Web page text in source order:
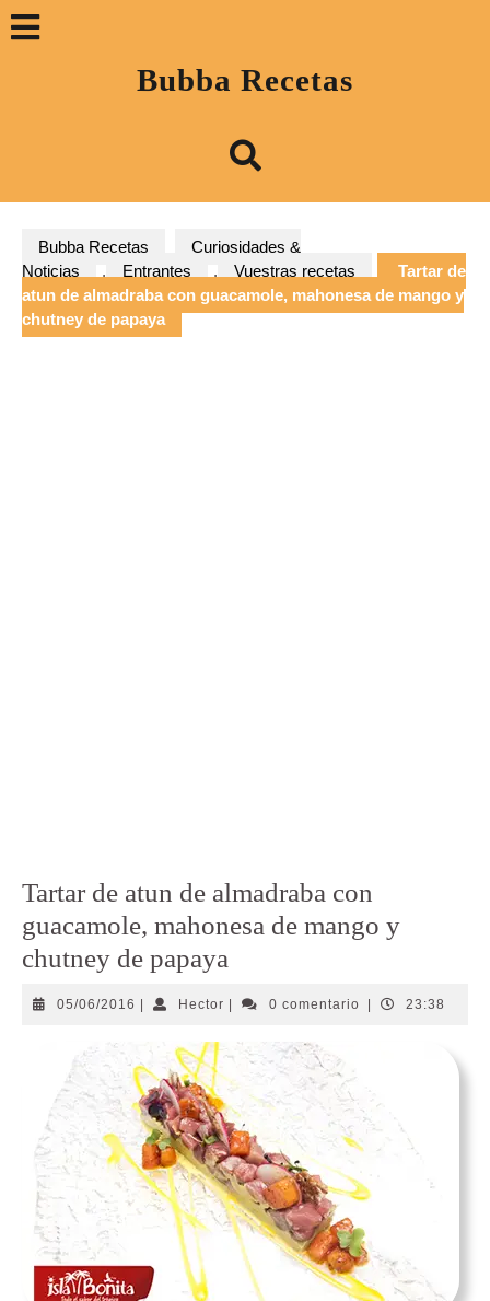
Saltar
«Abrir»Bubba Recetas
Bubba Recetas
Curiosidades &
Noticias
, Entrantes , Vuestras recetas
Tartar de
atun de almadraba con guacamole, mahonesa de mango y
chutney de papaya
Tartar de atun de almadraba con
guacamole, mahonesa de mango y
chutney de papaya
05/06/2016 05/06/2016
HectorHector 0 comentario 23:38